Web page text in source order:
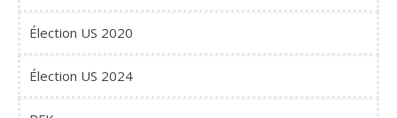
Élection US 2020
Élection US 2024